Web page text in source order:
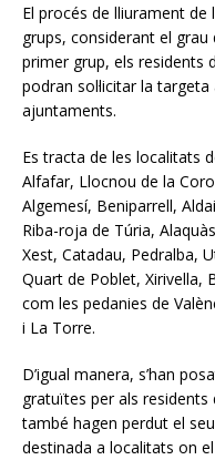
El procés de lliurament de
grups, considerant el grau
primer grup, els residents
podran sol·licitar la
ajuntaments.
Es tracta de les localitats
Alfafar, Llocnou de la
Algemesí, Beniparrell,
Riba-roja de Túria,
Xest, Catadau, Pedralba,
Quart de Poblet, Xirivella,
com les pedanies de
i La Torre.
D’igual manera, s’han
gratuïtes per als
també hagen perdut el
destinada a localitats on